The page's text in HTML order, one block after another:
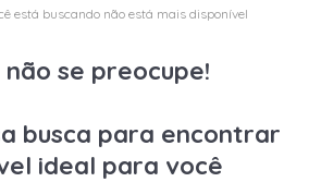
está buscando não está mais disponível
não se preocupe!
busca para encontrar
ideal para você